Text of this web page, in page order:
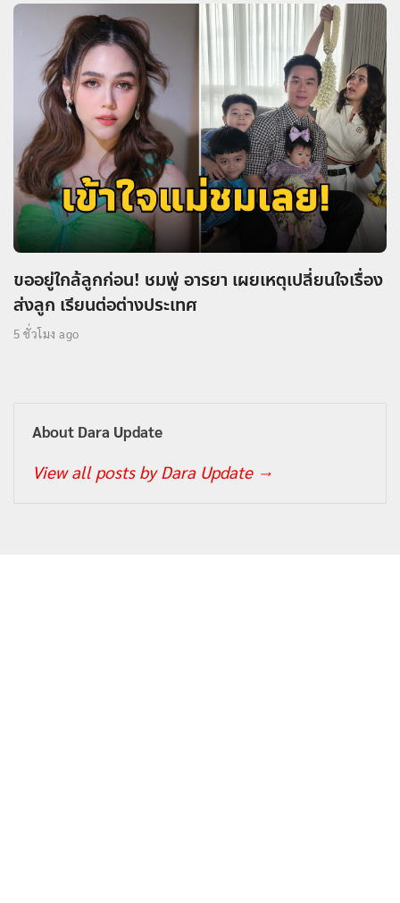
ขออยู่ใกล้ลูกก่อน! ชมพู่ อารยา เผยเหตุเปลี่ยนใจเรื่อง
ส่งลูก เรียนต่อต่างประเทศ
5 ชั่วโมง ago
About Dara Update
View all posts by Dara Update →